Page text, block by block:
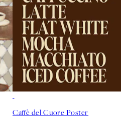
Caffè del Cuore Poster